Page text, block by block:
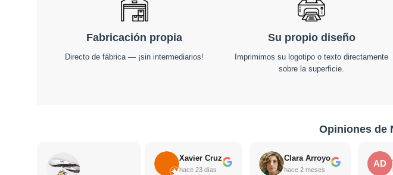
Fabricación propia
Directo de fábrica — ¡sin intermediarios!
Su propio diseño
Imprimimos su logotipo o texto directamente
sobre la superficie.
Opiniones de
Xavier Cruz
hace 23 días
Clara Arroyo
hace 2 meses
AD